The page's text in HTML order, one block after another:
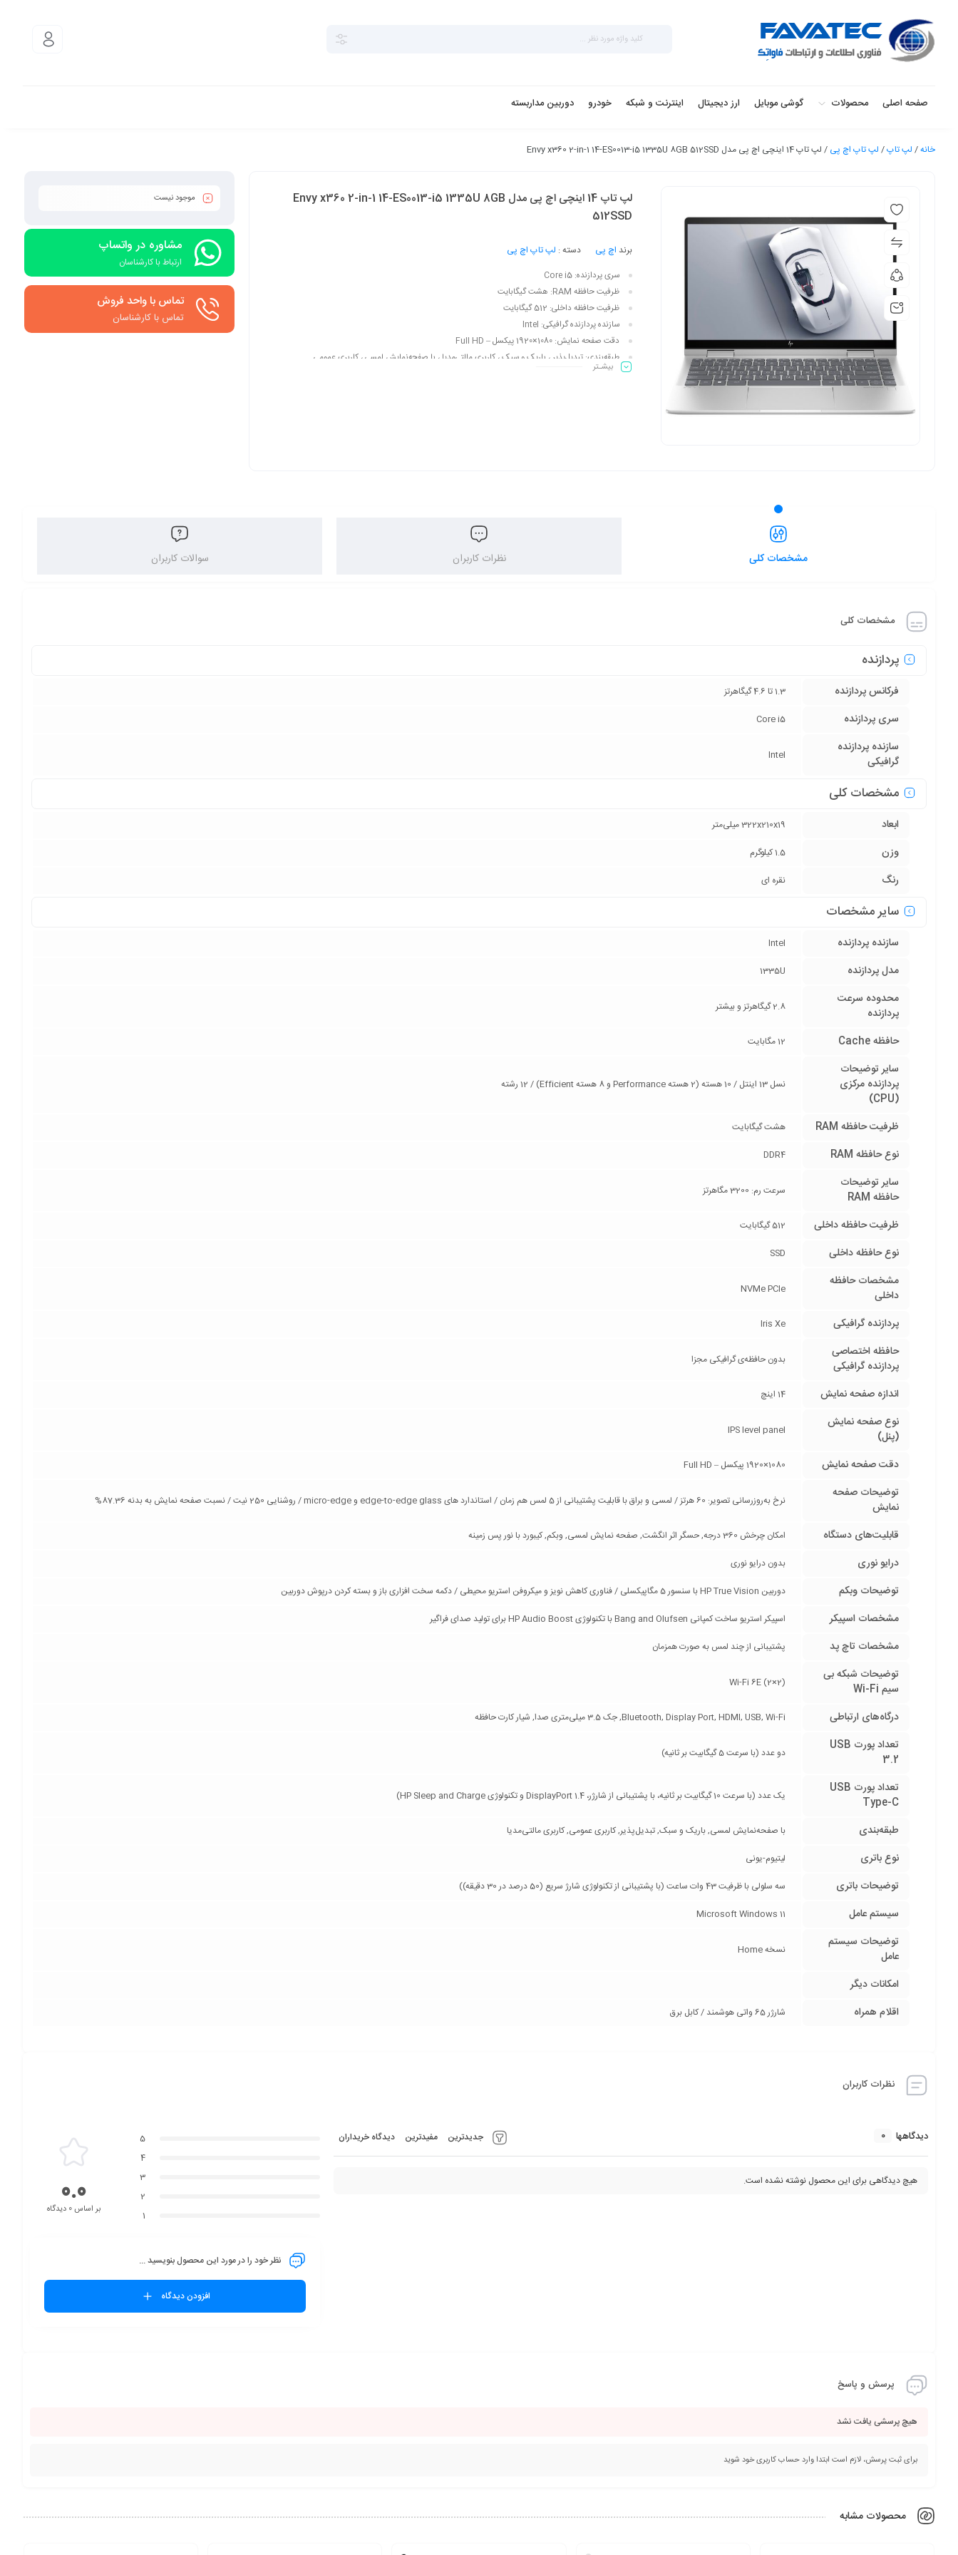
صفحه اصلی محصولات گوشی موبایل ارز دیجیتال اینترنت و شبکه خودرو دوربین مداربسته
خانه/ لپ تاپ/ لپ تاپ اچ‌ پی / لپ تاپ 14 اینچی اچ‌ پی مدل Envy x360 2-in-1 14-ES0013-i5 1335U 8GB 512SSD
لپ تاپ 14 اینچی اچ‌ پی مدل Envy x360 2-in-1 14-ES0013-i5 1335U 8GB
512SSD
برند اچ‌ پی دسته : لپ تاپ اچ‌ پی
سری پردازنده: Core i5
ظرفیت حافظه RAM:
هشت گیگابایت
ظرفیت حافظه داخلی: 512 گیگابایت
سازنده پردازنده گرافیکی: Intel
دقت صفحه نمایش: 1080×1920 پیکسل – Full HD
طبقه‌بندی: تبدیل‌پذیر ، باریک و سبک ، کاربری مالتی‌مدیا ، با صفحه‌نمایش لمسی ، کاربری عمومی
نوع باتری:
بیشـتر
موجود نیست
مشاوره در واتساپ
ارتباط با کارشناسان
تماس با واحد فروش
تماس با کارشناسان
مشخصات کلی نظرات کاربران سوالات کاربران
مشخصات کلی
پردازنده
فرکانس پردازنده 1.3 تا 4.6 گیگاهرتز
سری پردازنده Core i5
سازنده پردازنده
گرافیکی
Intel
مشخصات کلی
ابعاد 322x210x19 میلی‌متر
وزن 1.5 کیلوگرم
رنگ نقره ای
سایر مشخصات
سازنده پردازنده Intel
مدل پردازنده 1335U
محدوده سرعت
پردازنده
2.8 گیگاهرتز و بیشتر
حافظه Cache 12 مگابایت
سایر توضیحات
پردازنده مرکزی
(CPU)
نسل 13 اینتل / 10 هسته (2 هسته Performance و 8 هسته Efficient) / 12 رشته
ظرفیت حافظه RAM هشت گیگابایت
نوع حافظه RAM DDR4
سایر توضیحات
حافظه RAM
سرعت رم: 3200 مگاهرتز
ظرفیت حافظه داخلی 512 گیگابایت
نوع حافظه داخلی SSD
مشخصات حافظه
داخلی
NVMe PCIe
پردازنده گرافیکی Iris Xe
حافظه اختصاصی
پردازنده گرافیکی
بدون حافظه‌ی گرافیکی مجزا
اندازه صفحه نمایش 14 اینچ
نوع صفحه نمایش
(پنل)
IPS level panel
دقت صفحه نمایش 1080×1920 پیکسل – Full HD
توضیحات صفحه
نمایش
نرخ به‌روزرسانی تصویر: 60 هرتز / لمسی و براق با قابلیت پشتیبانی از 5 لمس هم زمان / استاندارد های edge-to-edge glass و micro-edge / روشنایی 250 نیت / نسبت صفحه نمایش به بدنه 87.36%
قابلیت‌های دستگاه امکان چرخش 360 درجه, حسگر اثر انگشت, صفحه نمایش لمسی, وبکم, کیبورد با نور پس زمینه
درایو نوری بدون درایو نوری
توضیحات وبکم دوربین HP True Vision با سنسور 5 مگاپیکسلی / فناوری کاهش نویز و میکروفن استریو محیطی / دکمه سخت افزاری باز و بسته کردن درپوش دوربین
مشخصات اسپیکر اسپیکر استریو ساخت کمپانی Bang and Olufsen با تکنولوژی HP Audio Boost برای تولید صدای فراگیر
مشخصات تاچ پد پشتیبانی از چند لمس به صورت همزمان
توضیحات شبکه بی
سیم Wi-Fi
Wi-Fi 6E (2×2)
درگاه‌های ارتباطی Bluetooth, Display Port, HDMI, USB, Wi-Fi, جک 3.5 میلی‌متری صدا, شیار کارت حافظه
تعداد پورت USB
3.2
دو عدد (با سرعت 5 گیگابیت بر ثانیه)
تعداد پورت USB
Type-C
یک عدد (با سرعت 10 گیگابیت بر ثانیه، با پشتیبانی از شارژر، DisplayPort 1.4 و تکنولوژی HP Sleep and Charge)
طبقه‌بندی با صفحه‌نمایش لمسی, باریک و سبک, تبدیل‌پذیر, کاربری عمومی, کاربری مالتی‌مدیا
نوع باتری لیتیوم-یونی
توضیحات باتری سه سلولی با ظرفیت 43 وات ساعت (با پشتیبانی از تکنولوژی شارژ سریع (50 درصد در 30 دقیقه))
سیستم عامل Microsoft Windows 11
توضیحات سیستم
عامل
نسخه Home
امکانات دیگر
اقلام همراه
شارژر 65 واتی هوشمند / کابل برق
نظرات کاربران
دیدگاهها 0 جدیدترین مفیدترین دیدگاه خریداران
هیچ دیدگاهی برای این محصول نوشته نشده است.
5
4
3
2
1
0.0
بر اساس 0 دیدگاه
نظر خود را در مورد این محصول بنویسید ...
افزودن دیدگاه
پرسش و پاسخ
هیچ پرسشی یافت نشد
برای ثبت پرسش، لازم است ابتدا وارد حساب کاربری خود شوید
محصولات مشابه